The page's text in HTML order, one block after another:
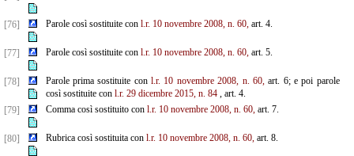
[76] Parole così sostituite con l.r. 10 novembre 2008, n. 60,art. 4.
[77] Parole così sostituite con l.r. 10 novembre 2008, n. 60,art. 5.
[78] Parole prima sostituite conl.r. 10 novembre 2008, n. 60,art. 6; e poi parole
così sostituite con l.r. 29 dicembre 2015, n. 84, art. 4.
[79]
Comma così sostituito con l.r. 10 novembre 2008, n. 60,art. 7.
[80] Rubrica così sostituita con l.r. 10 novembre 2008, n. 60,art. 8.